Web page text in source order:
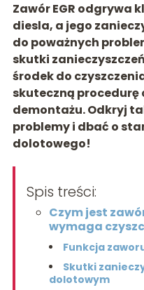
Zawór EGR odgrywa
diesla, a jego
do poważnych
skutki
środek do
skuteczną procedurę
demontażu. Odkryj
problemy i dbać o
dolotowego!
Spis treści:
Czym jest
wymaga
Funkcja
Skutki
dolotowym